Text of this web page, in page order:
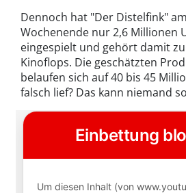
Dennoch hat "Der Distelfink"
Wochenende nur 2,6 Millionen
eingespielt und gehört damit
Kinoflops. Die geschätzten
belaufen sich auf 40 bis 45
falsch lief? Das kann niemand